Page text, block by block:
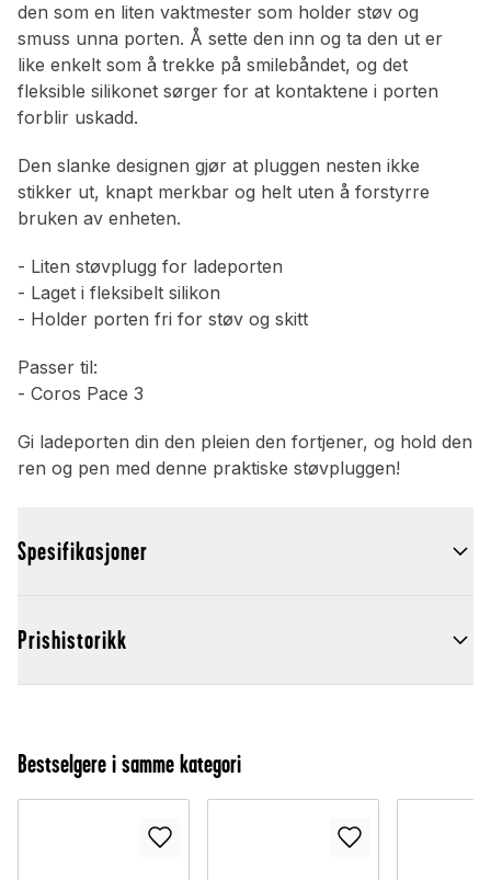
den som en liten vaktmester som holder støv og
smuss unna porten. Å sette den inn og ta den ut er
like enkelt som å trekke på smilebåndet, og det
fleksible silikonet sørger for at kontaktene i porten
forblir uskadd.
Den slanke designen gjør at pluggen nesten ikke
stikker ut, knapt merkbar og helt uten å forstyrre
bruken av enheten.
- Liten støvplugg for ladeporten
- Laget i fleksibelt silikon
- Holder porten fri for støv og skitt
Passer til:
- Coros Pace 3
Gi ladeporten din den pleien den fortjener, og hold den
ren og pen med denne praktiske støvpluggen!
Spesifikasjoner
Prishistorikk
Bestselgere i samme kategori